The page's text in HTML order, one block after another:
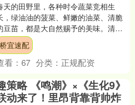
天的田野里，各种时令蔬菜竞相生
，绿油油的菠菜、鲜嫩的油菜、清脆
豆苗，都是大自然赐予的美味。清炒
蔬，看似简单，却最能考验厨师的功
，也最能保留蔬菜的原汁原....
桥宜速配
看：67 分类： 正规配资
策略 《鸣潮》×《生化9》
动来了！里昂背靠背帅炸